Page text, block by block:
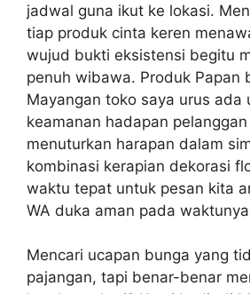
jadwal guna ikut ke lokasi.
tiap produk cinta keren
wujud bukti eksistensi begitu
penuh wibawa. Produk Papan
Mayangan toko saya urus ada
keamanan hadapan
menuturkan harapan dalam
kombinasi kerapian dekorasi
waktu tepat untuk pesan kita
WA duka aman pada
Mencari ucapan bunga yang
pajangan, tapi benar-benar